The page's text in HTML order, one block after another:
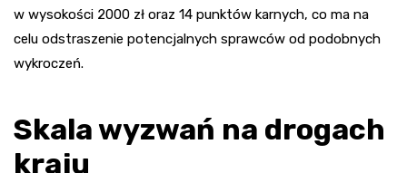
w wysokości 2000 zł oraz 14 punktów karnych, co ma na
celu odstraszenie potencjalnych sprawców od podobnych
wykroczeń.
Skala wyzwań na drogach
kraju